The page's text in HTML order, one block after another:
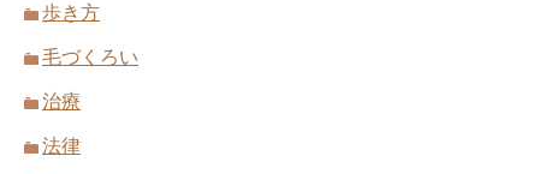
歩き方
毛づくろい
治療
法律